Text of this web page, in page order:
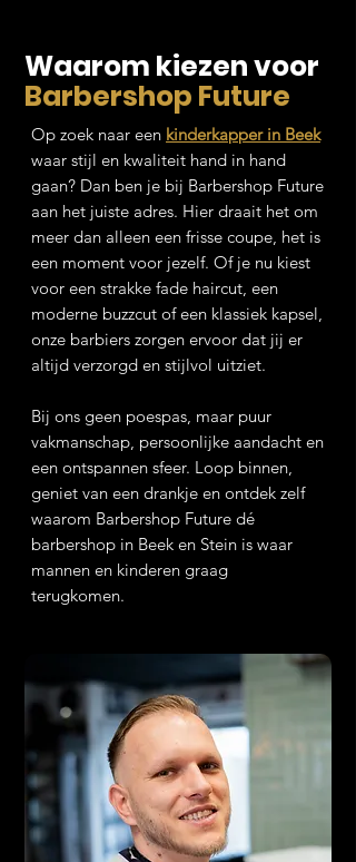
Waarom kiezen voor
Barbershop Future
Op zoek naar een kinderkapper in Beek
waar stijl en kwaliteit hand in hand
gaan? Dan ben je bij Barbershop Future
aan het juiste adres. Hier draait het om
meer dan alleen een frisse coupe, het is
een moment voor jezelf. Of je nu kiest
voor een strakke fade haircut, een
moderne buzzcut of een klassiek kapsel,
onze barbiers zorgen ervoor dat jij er
altijd verzorgd en stijlvol uitziet.
Bij ons geen poespas, maar puur
vakmanschap, persoonlijke aandacht en
een ontspannen sfeer. Loop binnen,
geniet van een drankje en ontdek zelf
waarom Barbershop Future dé
barbershop in Beek en Stein is waar
mannen en kinderen graag
terugkomen.